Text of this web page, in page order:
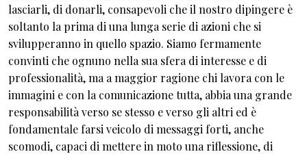
lasciarli, di donarli, consapevoli che il nostro dipingere è
soltanto la prima di una lunga serie di azioni che si
svilupperanno in quello spazio. Siamo fermamente
convinti che ognuno nella sua sfera di interesse e di
professionalità, ma a maggior ragione chi lavora con le
immagini e con la comunicazione tutta, abbia una grande
responsabilità verso se stesso e verso gli altri ed è
fondamentale farsi veicolo di messaggi forti, anche
scomodi, capaci di mettere in moto una riflessione, di